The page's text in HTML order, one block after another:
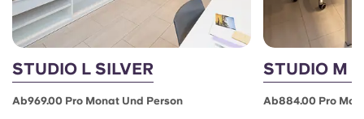
STUDIO L SILVER
Ab969.00 Pro Monat Und Person
STUDIO M
Ab884.00 Pro